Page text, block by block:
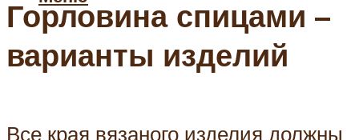
Горловина спицами –
варианты изделий
Все края вязаного изделия должны